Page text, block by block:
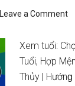
Leave a Comment
Xem tuổi:
Tuổi, Hợp
Thủy |